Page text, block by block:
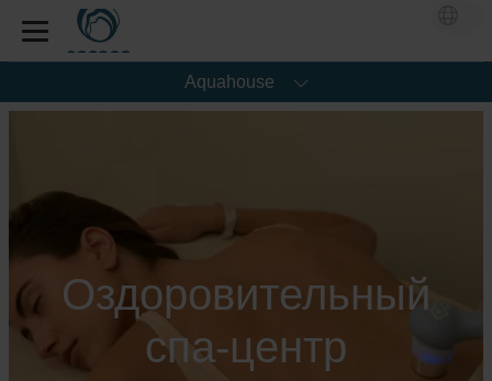
Aquahouse
Оздоровительный
спа-центр